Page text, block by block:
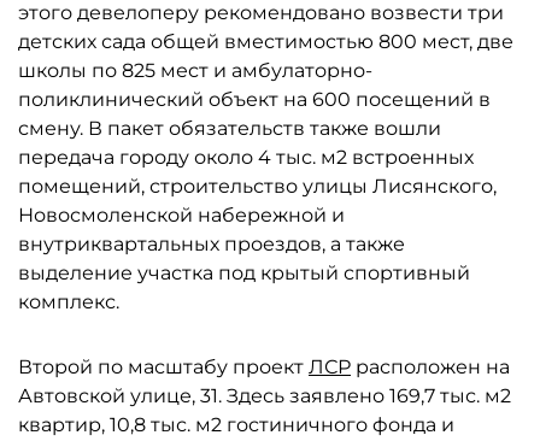
этого девелоперу рекомендовано возвести три
детских сада общей вместимостью 800 мест, две
школы по 825 мест и амбулаторно-
поликлинический объект на 600 посещений в
смену. В пакет обязательств также вошли
передача городу около 4 тыс. м2 встроенных
помещений, строительство улицы Лисянского,
Новосмоленской набережной и
внутриквартальных проездов, а также
выделение участка под крытый спортивный
комплекс.
Второй по масштабу проект ЛСР расположен на
Автовской улице, 31. Здесь заявлено 169,7 тыс. м2
квартир, 10,8 тыс. м2 гостиничного фонда и